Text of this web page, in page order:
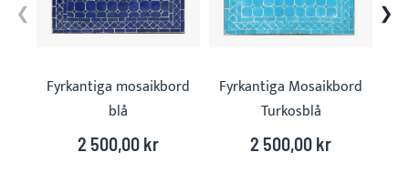
Fyrkantiga mosaikbord
blå
2 500,00 kr
Fyrkantiga Mosaikbord
Turkosblå
2 500,00 kr